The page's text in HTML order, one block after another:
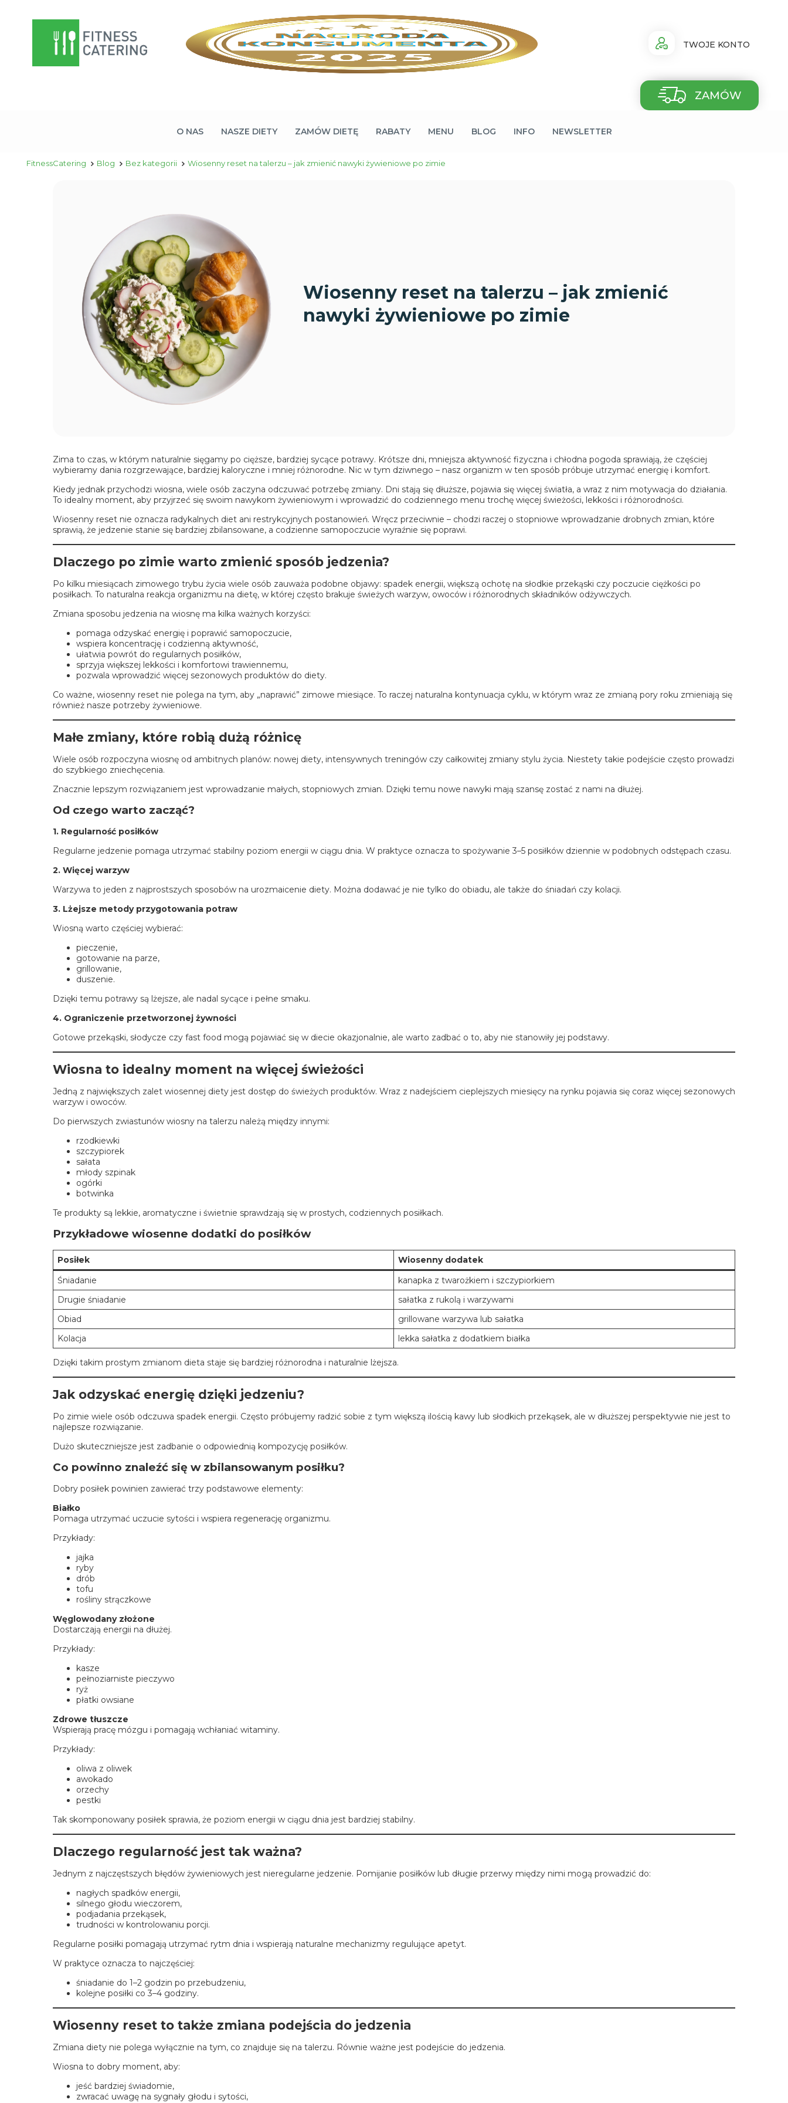
TWOJE KONTO
ZAMÓW
O NAS NASZE DIETY ZAMÓW DIETĘ RABATY MENU BLOG INFO NEWSLETTER
FitnessCatering Blog Bez kategorii Wiosenny reset na talerzu – jak zmienić nawyki żywieniowe po zimie
Wiosenny reset na talerzu – jak zmienić
nawyki żywieniowe po zimie
Zima to czas, w którym naturalnie sięgamy po cięższe, bardziej sycące potrawy. Krótsze dni, mniejsza aktywność fizyczna i chłodna pogoda sprawiają, że częściej
wybieramy dania rozgrzewające, bardziej kaloryczne i mniej różnorodne. Nic w tym dziwnego – nasz organizm w ten sposób próbuje utrzymać energię i komfort.
Kiedy jednak przychodzi wiosna, wiele osób zaczyna odczuwać potrzebę zmiany. Dni stają się dłuższe, pojawia się więcej światła, a wraz z nim motywacja do działania.
To idealny moment, aby przyjrzeć się swoim nawykom żywieniowym i wprowadzić do codziennego menu trochę więcej świeżości, lekkości i różnorodności.
Wiosenny reset nie oznacza radykalnych diet ani restrykcyjnych postanowień. Wręcz przeciwnie – chodzi raczej o stopniowe wprowadzanie drobnych zmian, które
sprawią, że jedzenie stanie się bardziej zbilansowane, a codzienne samopoczucie wyraźnie się poprawi.
Dlaczego po zimie warto zmienić sposób jedzenia?
Po kilku miesiącach zimowego trybu życia wiele osób zauważa podobne objawy: spadek energii, większą ochotę na słodkie przekąski czy poczucie ciężkości po
posiłkach. To naturalna reakcja organizmu na dietę, w której często brakuje świeżych warzyw, owoców i różnorodnych składników odżywczych.
Zmiana sposobu jedzenia na wiosnę ma kilka ważnych korzyści:
pomaga odzyskać energię i poprawić samopoczucie,
wspiera koncentrację i codzienną aktywność,
ułatwia powrót do regularnych posiłków,
sprzyja większej lekkości i komfortowi trawiennemu,
pozwala wprowadzić więcej sezonowych produktów do diety.
Co ważne, wiosenny reset nie polega na tym, aby „naprawić” zimowe miesiące. To raczej naturalna kontynuacja cyklu, w którym wraz ze zmianą pory roku zmieniają się
również nasze potrzeby żywieniowe.
Małe zmiany, które robią dużą różnicę
Wiele osób rozpoczyna wiosnę od ambitnych planów: nowej diety, intensywnych treningów czy całkowitej zmiany stylu życia. Niestety takie podejście często prowadzi
do szybkiego zniechęcenia.
Znacznie lepszym rozwiązaniem jest wprowadzanie małych, stopniowych zmian. Dzięki temu nowe nawyki mają szansę zostać z nami na dłużej.
Od czego warto zacząć?
1. Regularność posiłków
Regularne jedzenie pomaga utrzymać stabilny poziom energii w ciągu dnia. W praktyce oznacza to spożywanie 3–5 posiłków dziennie w podobnych odstępach czasu.
2. Więcej warzyw
Warzywa to jeden z najprostszych sposobów na urozmaicenie diety. Można dodawać je nie tylko do obiadu, ale także do śniadań czy kolacji.
3. Lżejsze metody przygotowania potraw
Wiosną warto częściej wybierać:
pieczenie,
gotowanie na parze,
grillowanie,
duszenie.
Dzięki temu potrawy są lżejsze, ale nadal sycące i pełne smaku.
4. Ograniczenie przetworzonej żywności
Gotowe przekąski, słodycze czy fast food mogą pojawiać się w diecie okazjonalnie, ale warto zadbać o to, aby nie stanowiły jej podstawy.
Wiosna to idealny moment na więcej świeżości
Jedną z największych zalet wiosennej diety jest dostęp do świeżych produktów. Wraz z nadejściem cieplejszych miesięcy na rynku pojawia się coraz więcej sezonowych
warzyw i owoców.
Do pierwszych zwiastunów wiosny na talerzu należą między innymi:
rzodkiewki
szczypiorek
sałata
młody szpinak
ogórki
botwinka
Te produkty są lekkie, aromatyczne i świetnie sprawdzają się w prostych, codziennych posiłkach.
Przykładowe wiosenne dodatki do posiłków
Posiłek
Wiosenny dodatek
Śniadanie
kanapka z twarożkiem i szczypiorkiem
Drugie śniadanie
sałatka z rukolą i warzywami
Obiad
grillowane warzywa lub sałatka
Kolacja
lekka sałatka z dodatkiem białka
Dzięki takim prostym zmianom dieta staje się bardziej różnorodna i naturalnie lżejsza.
Jak odzyskać energię dzięki jedzeniu?
Po zimie wiele osób odczuwa spadek energii. Często próbujemy radzić sobie z tym większą ilością kawy lub słodkich przekąsek, ale w dłuższej perspektywie nie jest to
najlepsze rozwiązanie.
Dużo skuteczniejsze jest zadbanie o odpowiednią kompozycję posiłków.
Co powinno znaleźć się w zbilansowanym posiłku?
Dobry posiłek powinien zawierać trzy podstawowe elementy:
Białko
Pomaga utrzymać uczucie sytości i wspiera regenerację organizmu.
Przykłady:
jajka
ryby
drób
tofu
rośliny strączkowe
Węglowodany złożone
Dostarczają energii na dłużej.
Przykłady:
kasze
pełnoziarniste pieczywo
ryż
płatki owsiane
Zdrowe tłuszcze
Wspierają pracę mózgu i pomagają wchłaniać witaminy.
Przykłady:
oliwa z oliwek
awokado
orzechy
pestki
Tak skomponowany posiłek sprawia, że poziom energii w ciągu dnia jest bardziej stabilny.
Dlaczego regularność jest tak ważna?
Jednym z najczęstszych błędów żywieniowych jest nieregularne jedzenie. Pomijanie posiłków lub długie przerwy między nimi mogą prowadzić do:
nagłych spadków energii,
silnego głodu wieczorem,
podjadania przekąsek,
trudności w kontrolowaniu porcji.
Regularne posiłki pomagają utrzymać rytm dnia i wspierają naturalne mechanizmy regulujące apetyt.
W praktyce oznacza to najczęściej:
śniadanie do 1–2 godzin po przebudzeniu,
kolejne posiłki co 3–4 godziny.
Wiosenny reset to także zmiana podejścia do jedzenia
Zmiana diety nie polega wyłącznie na tym, co znajduje się na talerzu. Równie ważne jest podejście do jedzenia.
Wiosna to dobry moment, aby:
jeść bardziej świadomie,
zwracać uwagę na sygnały głodu i sytości,